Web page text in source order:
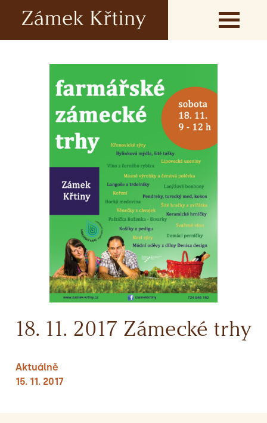
18. 11. 2017 Zámecké trhy
Aktuálně
15. 11. 2017